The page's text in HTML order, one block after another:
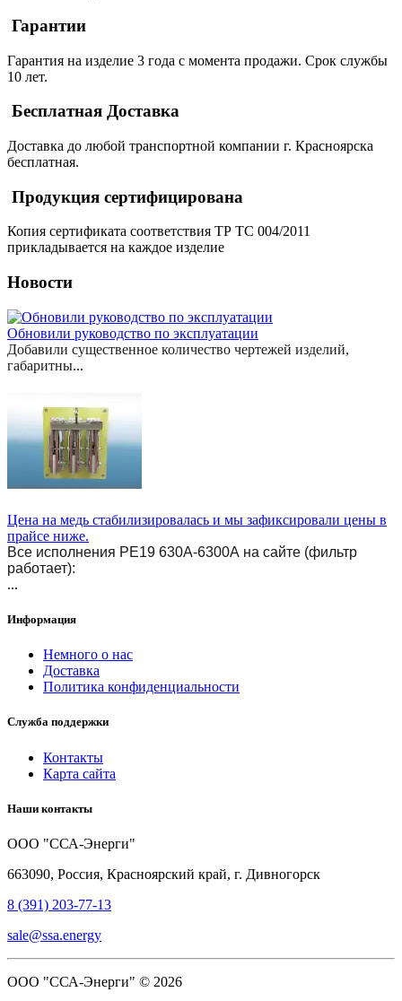
Гарантии
Гарантия на изделие 3 года с момента продажи. Срок службы
10 лет.
Бесплатная Доставка
Доставка до любой транспортной компании г. Красноярска
бесплатная.
Продукция сертифицирована
Копия сертификата соответствия ТР ТС 004/2011
прикладывается на каждое изделие
Новости
Обновили руководство по эксплуатации
Добавили существенное количество чертежей изделий,
габаритны...
Цена на медь стабилизировалась и мы зафиксировали цены в
прайсе ниже.
Все исполнения РЕ19 630А-6300А на сайте (фильтр
работает):
...
Информация
Немного о нас
Доставка
Политика конфиденциальности
Служба поддержки
Контакты
Карта сайта
Наши контакты
ООО "ССА-Энерги"
663090, Россия, Красноярский край, г. Дивногорск
8 (391) 203-77-13
sale@ssa.energy
ООО "ССА-Энерги" © 2026